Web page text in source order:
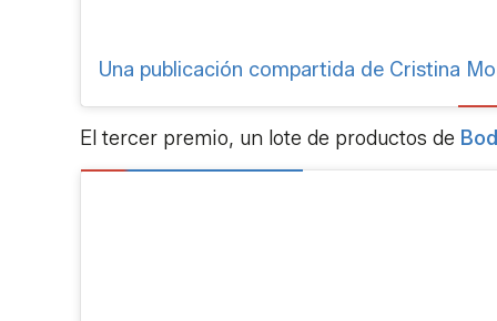
El tercer premio, un lote de productos de